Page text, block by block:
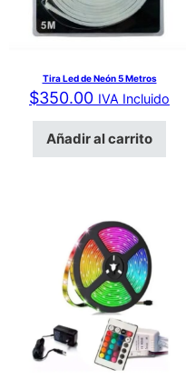
Tira Led de Neón 5 Metros
$350.00 IVA Incluido
Añadir al carrito